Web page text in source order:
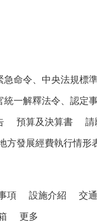
命令、中央法規標
一解釋法令、認定
預算及決算書 請
方發展經費執行情形
項 設施介紹 交
更多